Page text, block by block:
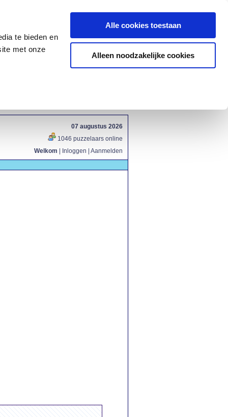
te bieden en
met onze
Alle cookies toestaan
Alleen noodzakelijke cookies
07 augustus 2026
1046 puzzelaars online
Welkom
Inloggen Aanmelden